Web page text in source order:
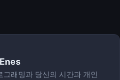
Enes
그래밍과 당신의 시간과 개인